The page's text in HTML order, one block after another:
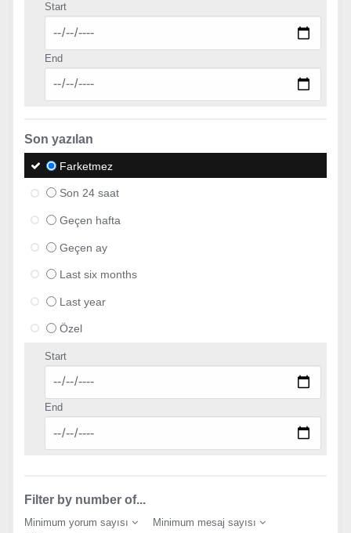
Start
End
Son yazılan
Farketmez
Son 24 saat
Geçen hafta
Geçen ay
Last six months
Last year
Özel
Start
End
Filter by number of...
Minimum yorum sayısı
Minimum mesaj sayısı